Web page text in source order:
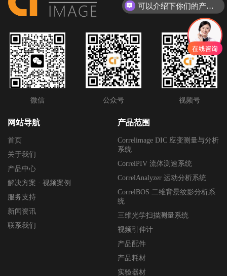
微信 公众号 视频号
网站导航
首页
关于我们
产品中心
解决方案 · 视频案例
服务支持
新闻资讯
联系我们
产品范围
Correlimage DIC 应变测量与分析
系统
CorrelPIV 流体测速系统
CorrelAnalyzer 运动分析系统
CorrelBOS 二维背景纹影分析系
统
三维光学扫描测量系统
视频引伸计
产品配件
产品耗材
实验器材
可以介绍下你们的产品么